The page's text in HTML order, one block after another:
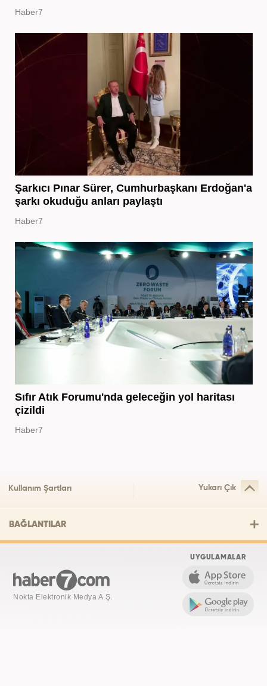
Haber7
Şarkıcı Pınar Sürer, Cumhurbaşkanı Erdoğan'a
şarkı okuduğu anları paylaştı
Haber7
Sıfır Atık Forumu'nda geleceğin yol haritası
çizildi
Haber7
Kullanım Şartları Yukarı Çık
BAĞLANTILAR
Nokta Elektronik Medya A.Ş.
UYGULAMALAR